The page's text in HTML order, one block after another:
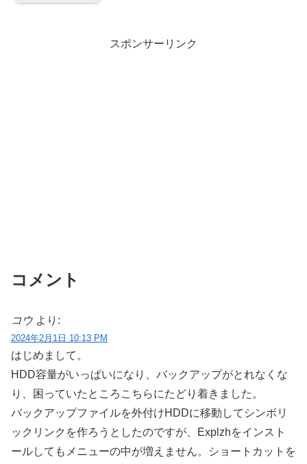
スポンサーリンク
コメント
コウ より:
2024年2月1日 10:13 PM
はじめまして。
HDD容量がいっぱいになり、バックアップがとれなくな
り、困っていたところこちらにたどり着きました。
バックアップファイルを外付けHDDに移動してシンボリ
ックリンクを作ろうとしたのですが、Explzhをインスト
ールしてもメニューの中が増えません。ショートカットを